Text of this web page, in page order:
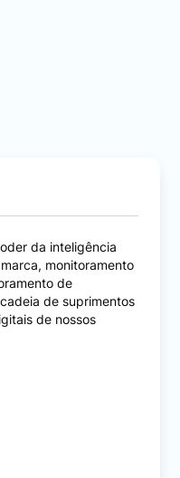
da inteligência
monitoramento
de
de suprimentos
de nossos